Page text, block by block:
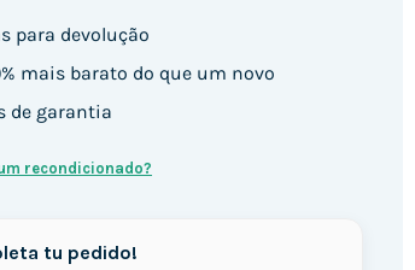
para devolução
mais barato do que um novo
de garantia
recondicionado?
tu pedido!